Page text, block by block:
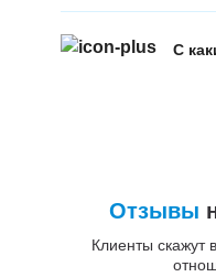
С
Отзывы
Клиенты скажут